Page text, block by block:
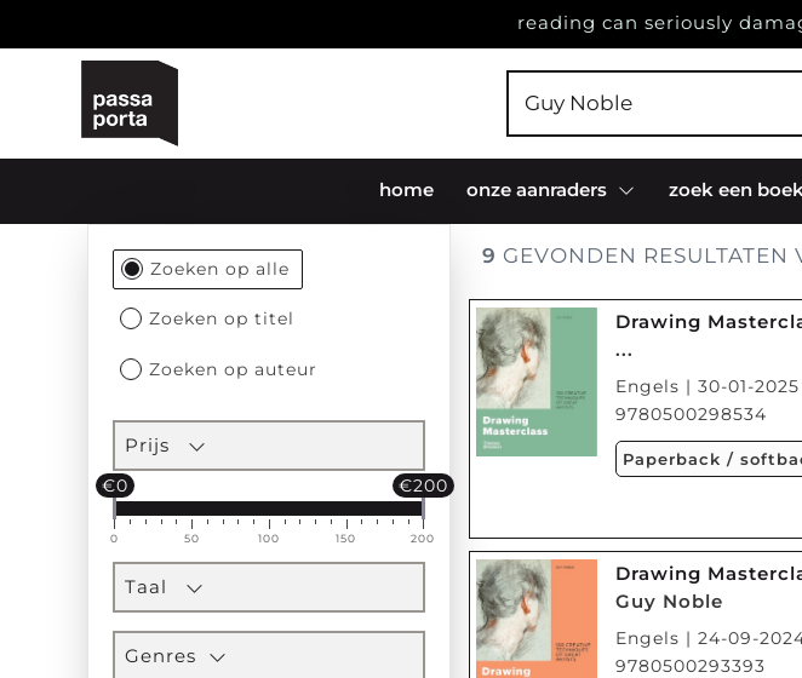
reading can seriously
home onze aanraders zoek een
Filtersectie
Zoeken op alle
Zoeken op titel
Zoeken op auteur
Prijs
€0 €200
0 50 100 150 200
Taal
Genres
9 GEVONDEN RESULTATEN
Drawing
...
Engels | 30-01-
9780500298534
Paperback /
Drawing
Guy Noble
Engels | 24-09-
9780500293393